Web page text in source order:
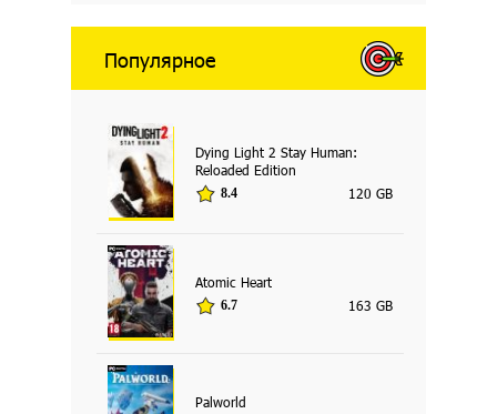
Популярное
Dying Light 2 Stay Human:
Reloaded Edition
8.4 120 GB
Atomic Heart
6.7 163 GB
Palworld